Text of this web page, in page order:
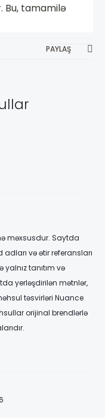
Bu, tamamilə
PAYLAŞ
məxsusdur. Saytda
və ətir referansları
tanıtım və
yerləşdirilən mətnlər,
təsvirləri Nuance
orijinal brendlərlə